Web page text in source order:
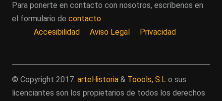
Para ponerte en contacto con nosotros, escríbenos en
el formulario de contacto
Accesibilidad
Aviso Legal Privacidad
© Copyright 2017. arteHistoria & Toools, S.L o sus
licenciantes son los propietarios de todos los derechos